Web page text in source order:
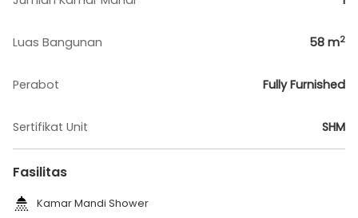
Luas Bangunan 58 m2
Perabot Fully Furnished
Sertifikat Unit SHM
Fasilitas
Kamar Mandi Shower